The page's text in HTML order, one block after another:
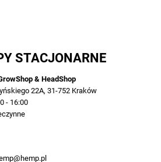
STACJONARNE
& HeadShop
22A, 31-752 Kraków
- 16:00